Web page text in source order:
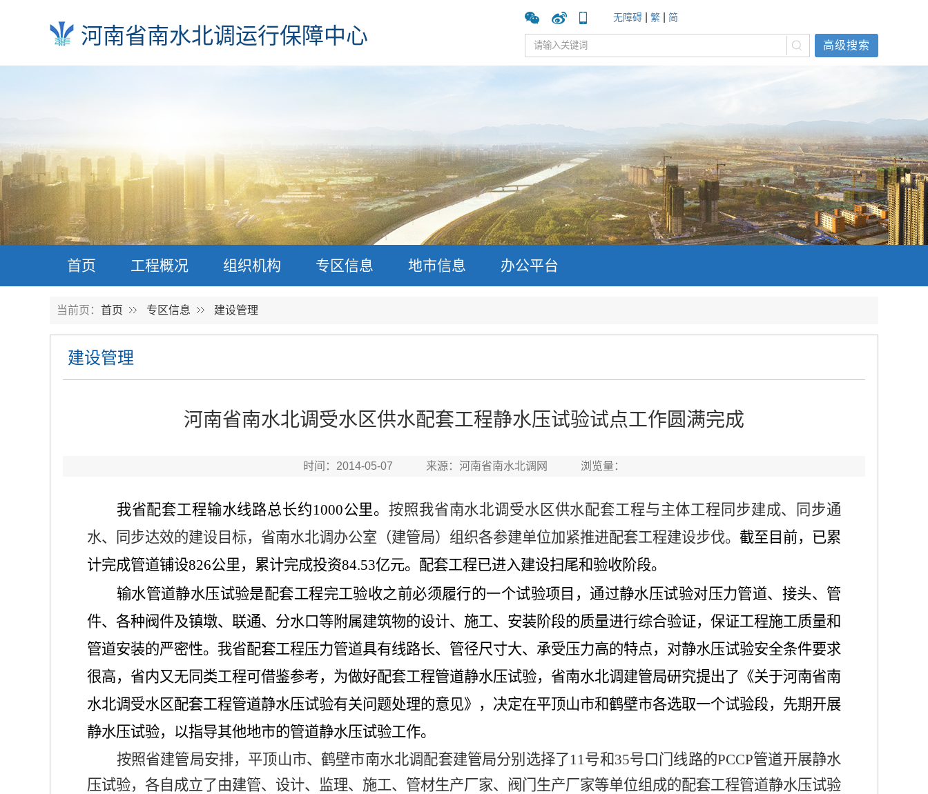
河南省南水北调运行保障中心
无障碍 繁 简
高级搜索
首页 工程概况 组织机构 专区信息 地市信息 办公平台
当前页： 首页 专区信息 建设管理
建设管理
河南省南水北调受水区供水配套工程静水压试验试点工作圆满完成
时间：2014-05-07 来源：河南省南水北调网 浏览量：
我省配套工程输水线路总长约1000公里。按照我省南水北调受水区供水配套工程与主体工程同步建成、同步通
水、同步达效的建设目标，省南水北调办公室（建管局）组织各参建单位加紧推进配套工程建设步伐。 截至目前，已累
计完成管道铺设826公里 ，累计完成投资84.53亿元。 配套工程已进入建设扫尾和验收阶段。
输水管道静水压试验是配套工程完工验收之前必须履行的一个试验项目，通过静水压试验对压力管道、接头、管
件、各种阀件及镇墩、联通、分水口等附属建筑物的设计、施工、安装阶段的质量进行综合验证，保证工程施工质量和
管道安装的严密性。我省配套工程压力管道具有线路长、管径尺寸大、承受压力高的特点，对静水压试验安全条件要求
很高，省内又无同类工程可借鉴参考，为做好配套工程管道静水压试验，省南水北调建管局研究提出了《关于河南省南
水北调受水区配套工程管道静水压试验有关问题处理的意见》，决定在平顶山市和鹤壁市各选取一个试验段，先期开展
静水压试验，以指导其他地市的管道静水压试验工作。
按照省建管局安排，平顶山市、鹤壁市南水北调配套建管局分别选择了11号和35号口门线路的PCCP管道开展静水
压试验，各自成立了由建管、设计、监理、施工、管材生产厂家、阀门生产厂家等单位组成的配套工程管道静水压试验